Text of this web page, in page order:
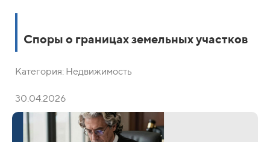
Споры о границах земельных участков
Категория: Недвижимость
30.04.2026